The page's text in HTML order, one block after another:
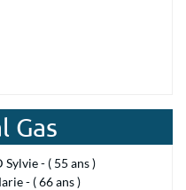
Gas
Sylvie - ( 55 ans )
- ( 66 ans )